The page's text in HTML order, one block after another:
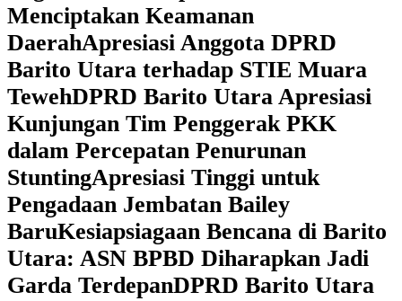
Menciptakan Keamanan
DaerahApresiasi Anggota DPRD
Barito Utara terhadap STIE Muara
TewehDPRD Barito Utara Apresiasi
Kunjungan Tim Penggerak PKK
dalam Percepatan Penurunan
StuntingApresiasi Tinggi untuk
Pengadaan Jembatan Bailey
BaruKesiapsiagaan Bencana di Barito
Utara: ASN BPBD Diharapkan Jadi
Garda TerdepanDPRD Barito Utara